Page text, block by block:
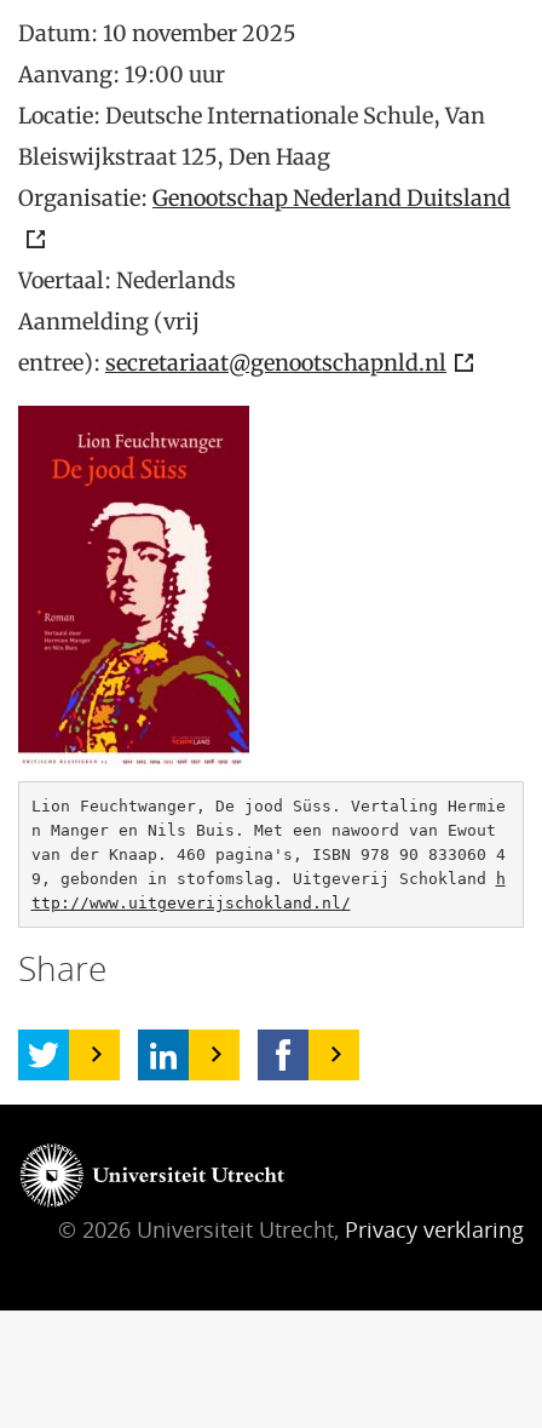
Datum: 10 november 2025
Aanvang: 19:00 uur
Locatie: Deutsche Internationale Schule, Van
Bleiswijkstraat 125, Den Haag
Organisatie: Genootschap Nederland Duitsland
Voertaal: Nederlands
Aanmelding (vrij
entree): secretariaat@genootschapnld.nl
Lion Feuchtwanger, De jood Süss. Vertaling Hermie
n Manger en Nils Buis. Met een nawoord van Ewout
van der Knaap. 460 pagina's, ISBN 978 90 833060 4
9, gebonden in stofomslag. Uitgeverij Schokland
h
ttp://www.uitgeverijschokland.nl/
Share
© 2026 Universiteit Utrecht, Privacy verklaring